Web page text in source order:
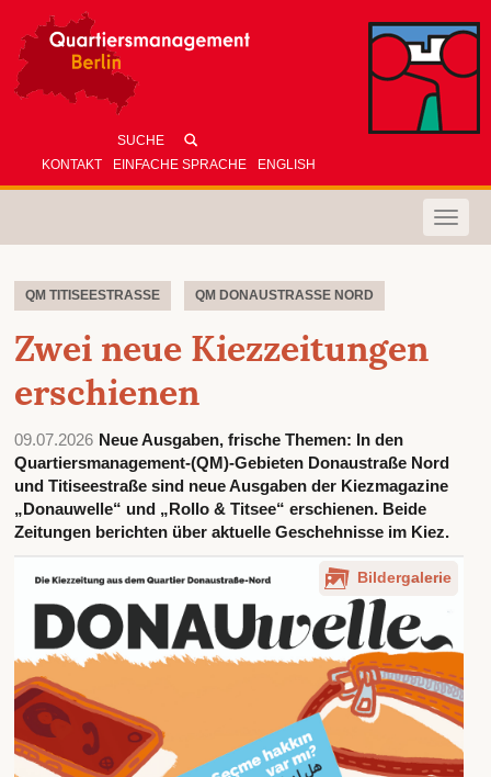
KONTAKT EINFACHE SPRACHE ENGLISH
Toggle
QM TITISEESTRASSE QM DONAUSTRASSE NORD
Zwei neue Kiezzeitungen
erschienen
09.07.2026 Neue Ausgaben, frische Themen: In den
Quartiersmanagement-(QM)-Gebieten Donaustraße Nord
und Titiseestraße sind neue Ausgaben der Kiezmagazine
„Donauwelle“ und „Rollo & Titsee“ erschienen. Beide
Zeitungen berichten über aktuelle Geschehnisse im Kiez.
Bildergalerie